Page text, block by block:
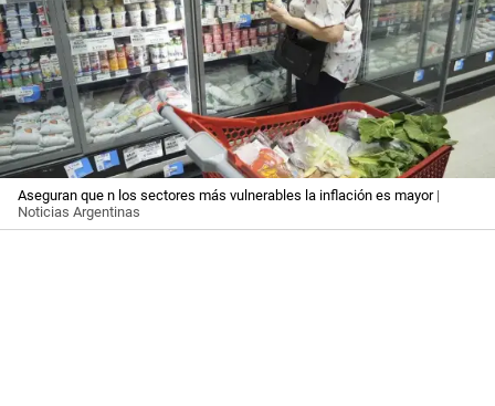
Aseguran que n los sectores más vulnerables la inflación es mayor|
Noticias Argentinas